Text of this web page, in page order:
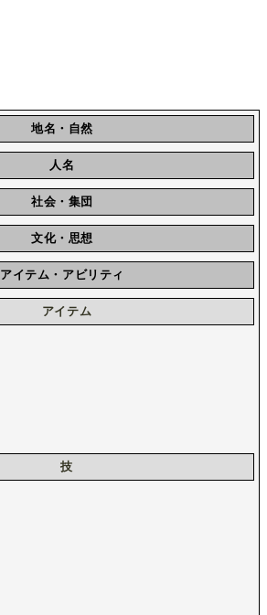
地名・自然
人名
社会・集団
文化・思想
アイテム・アビリティ
アイテム
技